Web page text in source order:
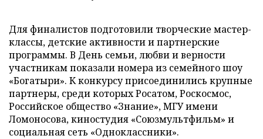
Для финалистов подготовили творческие мастер-
классы, детские активности и партнерские
программы. В День семьи, любви и верности
участникам показали номера из семейного шоу
«Богатыри». К конкурсу присоединились крупные
партнеры, среди которых Росатом, Роскосмос,
Российское общество «Знание», МГУ имени
Ломоносова, киностудия «Союзмультфильм» и
социальная сеть «Одноклассники».